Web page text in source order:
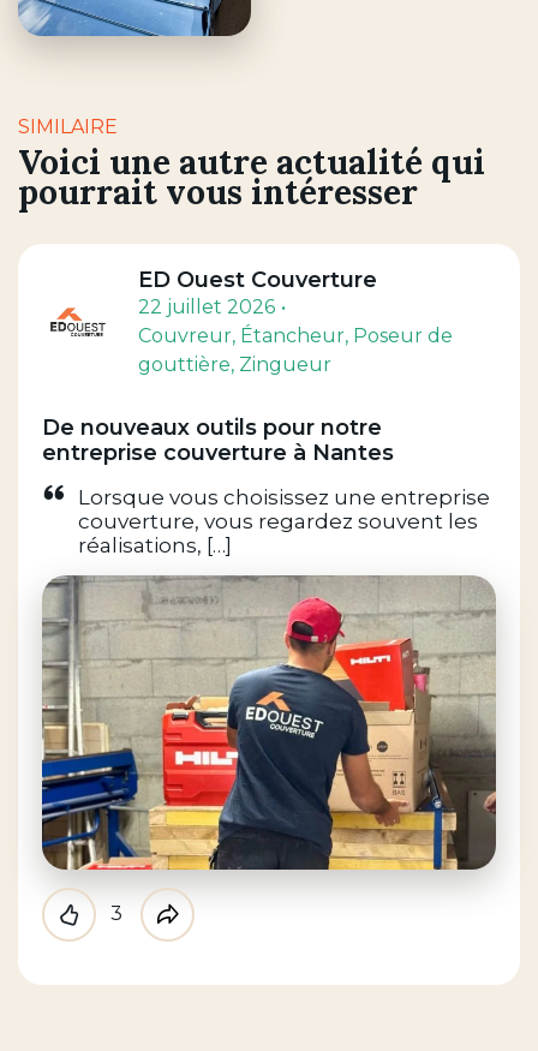
SIMILAIRE
Voici une autre actualité qui
pourrait vous intéresser
ED Ouest Couverture
22 juillet 2026
Couvreur, Étancheur, Poseur de
gouttière, Zingueur
De nouveaux outils pour notre
entreprise couverture à Nantes
Lorsque vous choisissez une entreprise
couverture, vous regardez souvent les
réalisations, […]
Like
3
Partager